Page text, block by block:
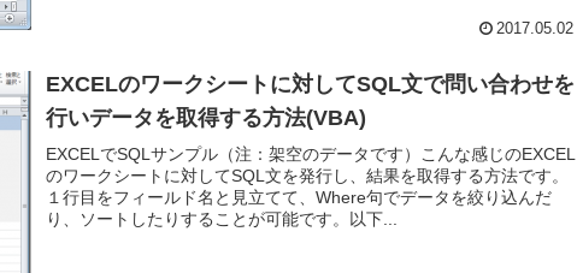
2017.05.02
EXCELのワークシートに対してSQL文で問い合わせを
行いデータを取得する方法(VBA)
EXCELでSQLサンプル（注：架空のデータです）こんな感じのEXCEL
のワークシートに対してSQL文を発行し、結果を取得する方法です。
１行目をフィールド名と見立てて、Where句でデータを絞り込んだ
り、ソートしたりすることが可能です。以下...